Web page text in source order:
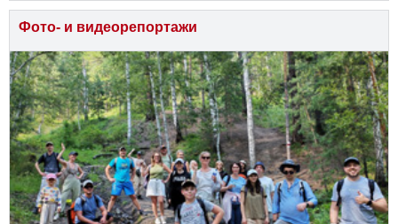
Фото- и видеорепортажи